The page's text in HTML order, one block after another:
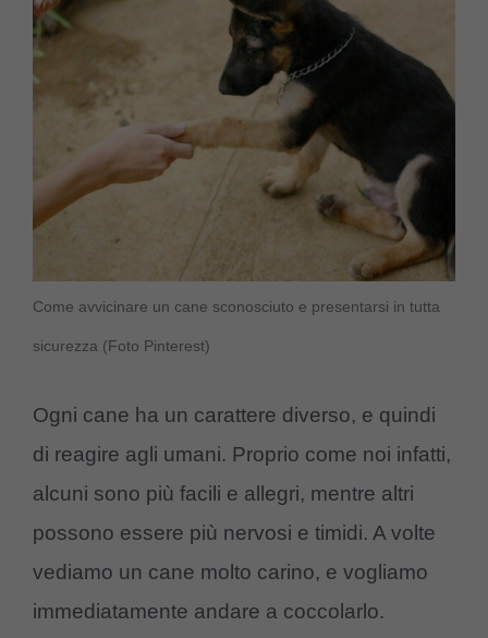
Come avvicinare un cane sconosciuto e presentarsi in tutta
sicurezza (Foto Pinterest)
Ogni cane ha un carattere diverso, e quindi
di reagire agli umani. Proprio come noi infatti,
alcuni sono più facili e allegri, mentre altri
possono essere più nervosi e timidi. A volte
vediamo un cane molto carino, e vogliamo
immediatamente andare a coccolarlo.